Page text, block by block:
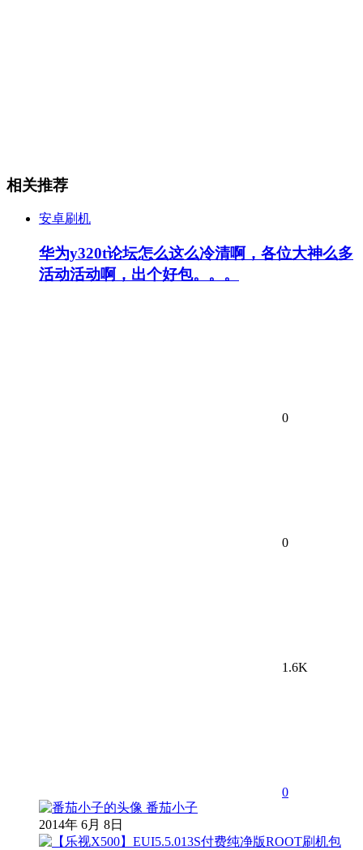
相关推荐
安卓刷机
华为y320t论坛怎么这么冷清啊，各位大神么多
活动活动啊，出个好包。。。
0
0
1.6K
0
番茄小子
2014年 6月 8日